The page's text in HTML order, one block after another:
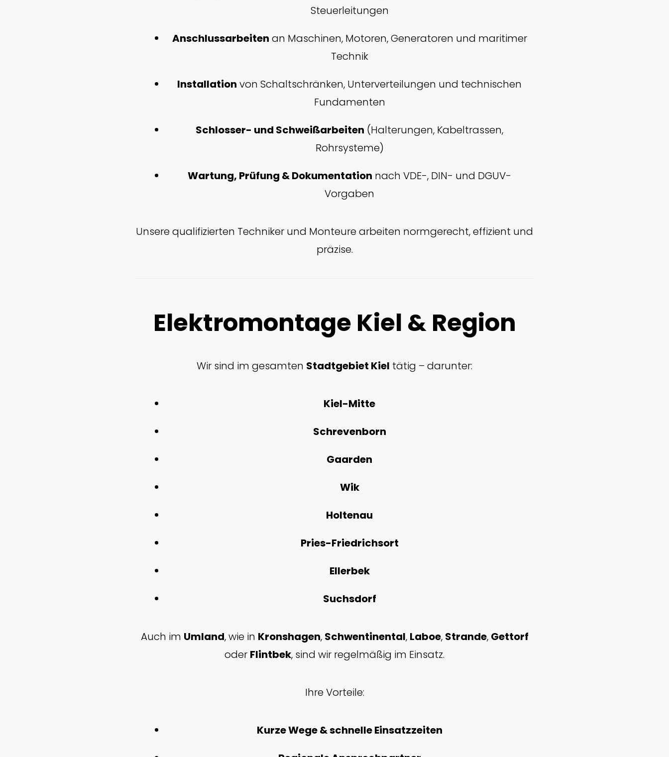
Steuerleitungen
Anschlussarbeiten an Maschinen, Motoren, Generatoren und maritimer
Technik
Installation von Schaltschränken, Unterverteilungen und technischen
Fundamenten
Schlosser- und Schweißarbeiten (Halterungen, Kabeltrassen,
Rohrsysteme)
Wartung, Prüfung & Dokumentation nach VDE-, DIN- und DGUV-
Vorgaben
Unsere qualifizierten Techniker und Monteure arbeiten normgerecht, effizient und
präzise.
Elektromontage Kiel & Region
Wir sind im gesamten Stadtgebiet Kiel tätig – darunter:
Kiel-Mitte
Schrevenborn
Gaarden
Wik
Holtenau
Pries-Friedrichsort
Ellerbek
Suchsdorf
Auch im Umland, wie in Kronshagen, Schwentinental, Laboe, Strande, Gettorf
oder Flintbek, sind wir regelmäßig im Einsatz.
Ihre Vorteile:
Kurze Wege & schnelle Einsatzzeiten